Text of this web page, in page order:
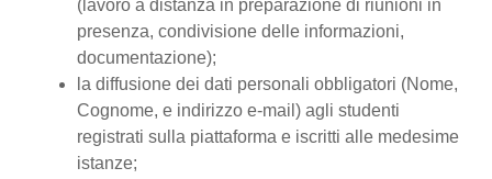
(lavoro a distanza in preparazione di riunioni in
presenza, condivisione delle informazioni,
documentazione);
la diffusione dei dati personali obbligatori (Nome,
Cognome, e indirizzo e-mail) agli studenti
registrati sulla piattaforma e iscritti alle medesime
istanze;